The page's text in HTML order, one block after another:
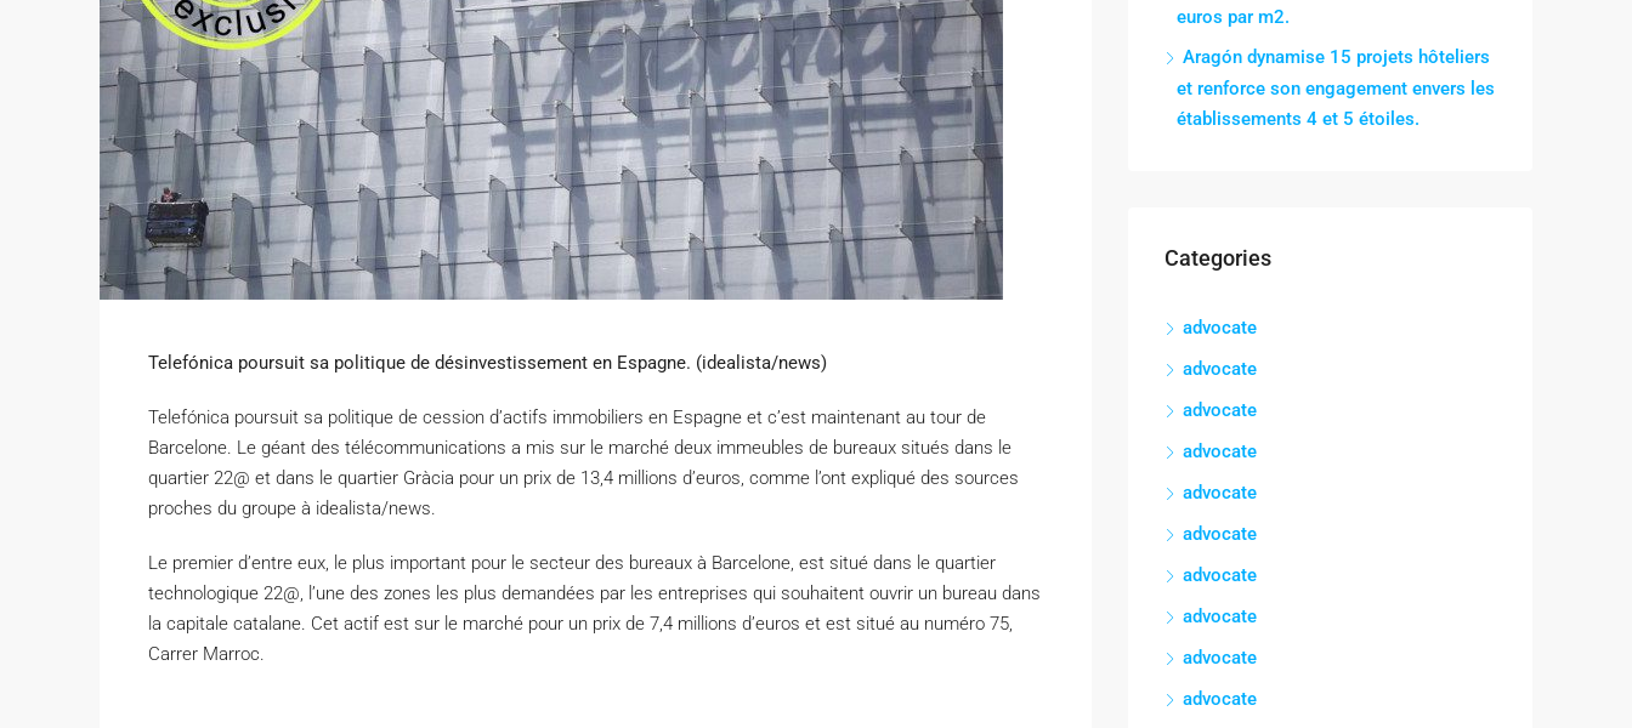
Telefónica poursuit sa politique de désinvestissement en Espagne. (idealista/news)
Telefónica poursuit sa politique de cession d’actifs immobiliers en Espagne et c’est maintenant au tour de
Barcelone. Le géant des télécommunications a mis sur le marché deux immeubles de bureaux situés dans le
quartier 22@ et dans le quartier Gràcia pour un prix de 13,4 millions d’euros, comme l’ont expliqué des sources
proches du groupe à idealista/news.
Le premier d’entre eux, le plus important pour le secteur des bureaux à Barcelone, est situé dans le quartier
technologique 22@, l’une des zones les plus demandées par les entreprises qui souhaitent ouvrir un bureau dans
la capitale catalane. Cet actif est sur le marché pour un prix de 7,4 millions d’euros et est situé au numéro 75,
Carrer Marroc.
euros par m2.
Aragón dynamise 15 projets hôteliers
et renforce son engagement envers les
établissements 4 et 5 étoiles.
Categories
advocate
advocate
advocate
advocate
advocate
advocate
advocate
advocate
advocate
advocate